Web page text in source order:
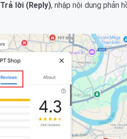
Trả lời (Reply), nhập nội dung phản